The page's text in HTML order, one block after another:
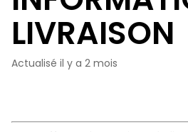
LIVRAISON
Actualisé il y a 2 mois